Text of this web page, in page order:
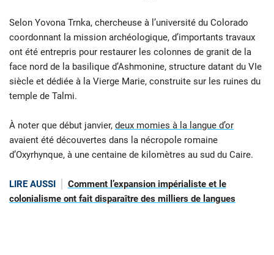
Selon Yovona Trnka, chercheuse à l’université du Colorado
coordonnant la mission archéologique, d’importants travaux
ont été entrepris pour restaurer les colonnes de granit de la
face nord de la basilique d’Ashmonine, structure datant du VIe
siècle et dédiée à la Vierge Marie, construite sur les ruines du
temple de Talmi.
À noter que début janvier, deux momies à la langue d’or
avaient été découvertes dans la nécropole romaine
d’Oxyrhynque, à une centaine de kilomètres au sud du Caire.
LIRE AUSSI
Comment l’expansion impérialiste et le
colonialisme ont fait disparaître des milliers de langues